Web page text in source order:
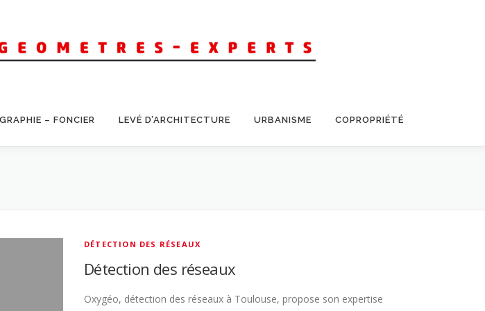
– FONCIER LEVÉ D’ARCHITECTURE URBANISME COPROPRIÉTÉ
DÉTECTION DES RÉSEAUX
Détection des réseaux
Oxygéo, détection des réseaux à Toulouse, propose son expertise